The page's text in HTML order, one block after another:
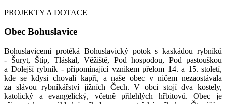
PROJEKTY A DOTACE
Obec Bohuslavice
Bohuslavicemi protéká Bohuslavický potok s kaskádou rybníků
- Šuryt, Štíp, Tláskal, Věžiště, Pod hospodou, Pod pastouškou
a Dolejší rybník - připomínající vznikem přelom 14. a 15. století,
kde se kdysi chovali kapři, a naše obec v ničem nezaostávala
za slávou rybníkářství jižních Čech. V obci stojí dva kostely,
katolický a evangelický, včetně přilehlých hřbitovů. Obec je